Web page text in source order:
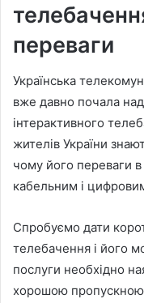
переваги
Українська
вже давно почала
інтерактивного
жителів України
чому його переваги в
кабельним і
Спробуємо дати
телебачення і його
послуги необхідно
хорошою